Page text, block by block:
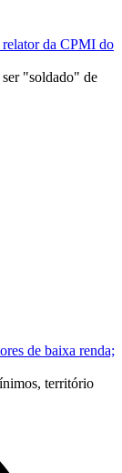
da CPMI do
"soldado" de
de baixa renda;
território